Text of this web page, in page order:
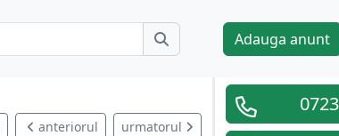
Adauga anunt
anteriorul urmatorul